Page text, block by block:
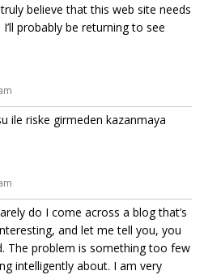
believe that this web site needs
probably be returning to see
ile riske girmeden kazanmaya
do I come across a blog that’s
and let me tell you, you
The problem is something too few
intelligently about. I am very